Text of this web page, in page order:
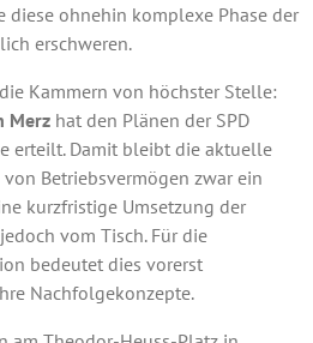
diese ohnehin komplexe Phase der
erschweren.
Kammern von höchster Stelle:
Merz hat den Plänen der SPD
erteilt. Damit bleibt die aktuelle
Betriebsvermögen zwar ein
kurzfristige Umsetzung der
vom Tisch. Für die
bedeutet dies vorerst
Nachfolgekonzepte.